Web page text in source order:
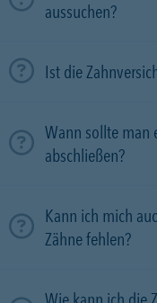
aussuchen?
Ist die
Wann sollte man
abschließen?
Kann ich mich
Zähne fehlen?